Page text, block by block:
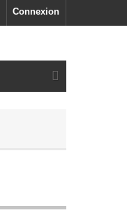
Connexion